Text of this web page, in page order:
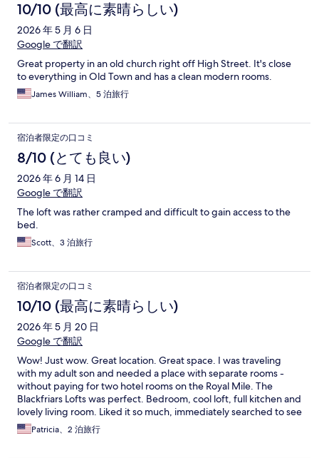
10/10 (最高に素晴らしい)
2026 年 5 月 6 日
Google で翻訳
Great property in an old church right off High Street. It's close
to everything in Old Town and has a clean modern rooms.
James William、5 泊旅行
宿泊者限定の口コミ
8/10 (とても良い)
2026 年 6 月 14 日
Google で翻訳
The loft was rather cramped and difficult to gain access to the
bed.
Scott、3 泊旅行
宿泊者限定の口コミ
10/10 (最高に素晴らしい)
2026 年 5 月 20 日
Google で翻訳
Wow! Just wow. Great location. Great space. I was traveling
with my adult son and needed a place with separate rooms -
without paying for two hotel rooms on the Royal Mile. The
Blackfriars Lofts was perfect. Bedroom, cool loft, full kitchen and
lovely living room. Liked it so much, immediately searched to see
what other cities The Linton Collection operates. Highly
recommend.
Patricia、2 泊旅行